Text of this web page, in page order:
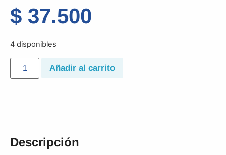
$ 37.500
4 disponibles
Añadir al carrito
Descripción